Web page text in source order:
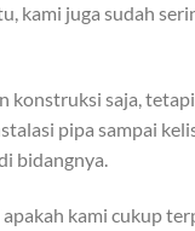
kami juga sudah
konstruksi saja,
pipa sampai
bidangnya.
kami cukup